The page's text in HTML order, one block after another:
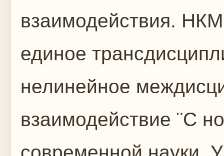
взаимодействия.
единое
нелинейное
взаимодействие ¨C